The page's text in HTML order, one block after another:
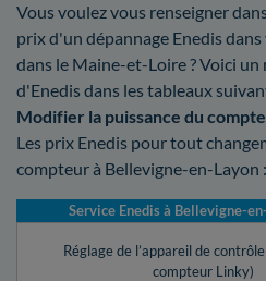
Vous voulez vous renseigner
prix d'un dépannage Enedis
dans le Maine-et-Loire ? Voici
d'Enedis dans les tableaux
Modifier la puissance du
Les prix Enedis pour tout
compteur à Bellevigne-en-Layon :
Service Enedis à Bellevigne-
Réglage de l’appareil de
compteur Linky)